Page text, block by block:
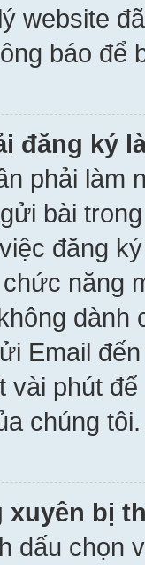
website
báo để
đăng ký
phải làm
bài
đăng
năng
Email
phút
chúng tôi.
bị
dấu chọn